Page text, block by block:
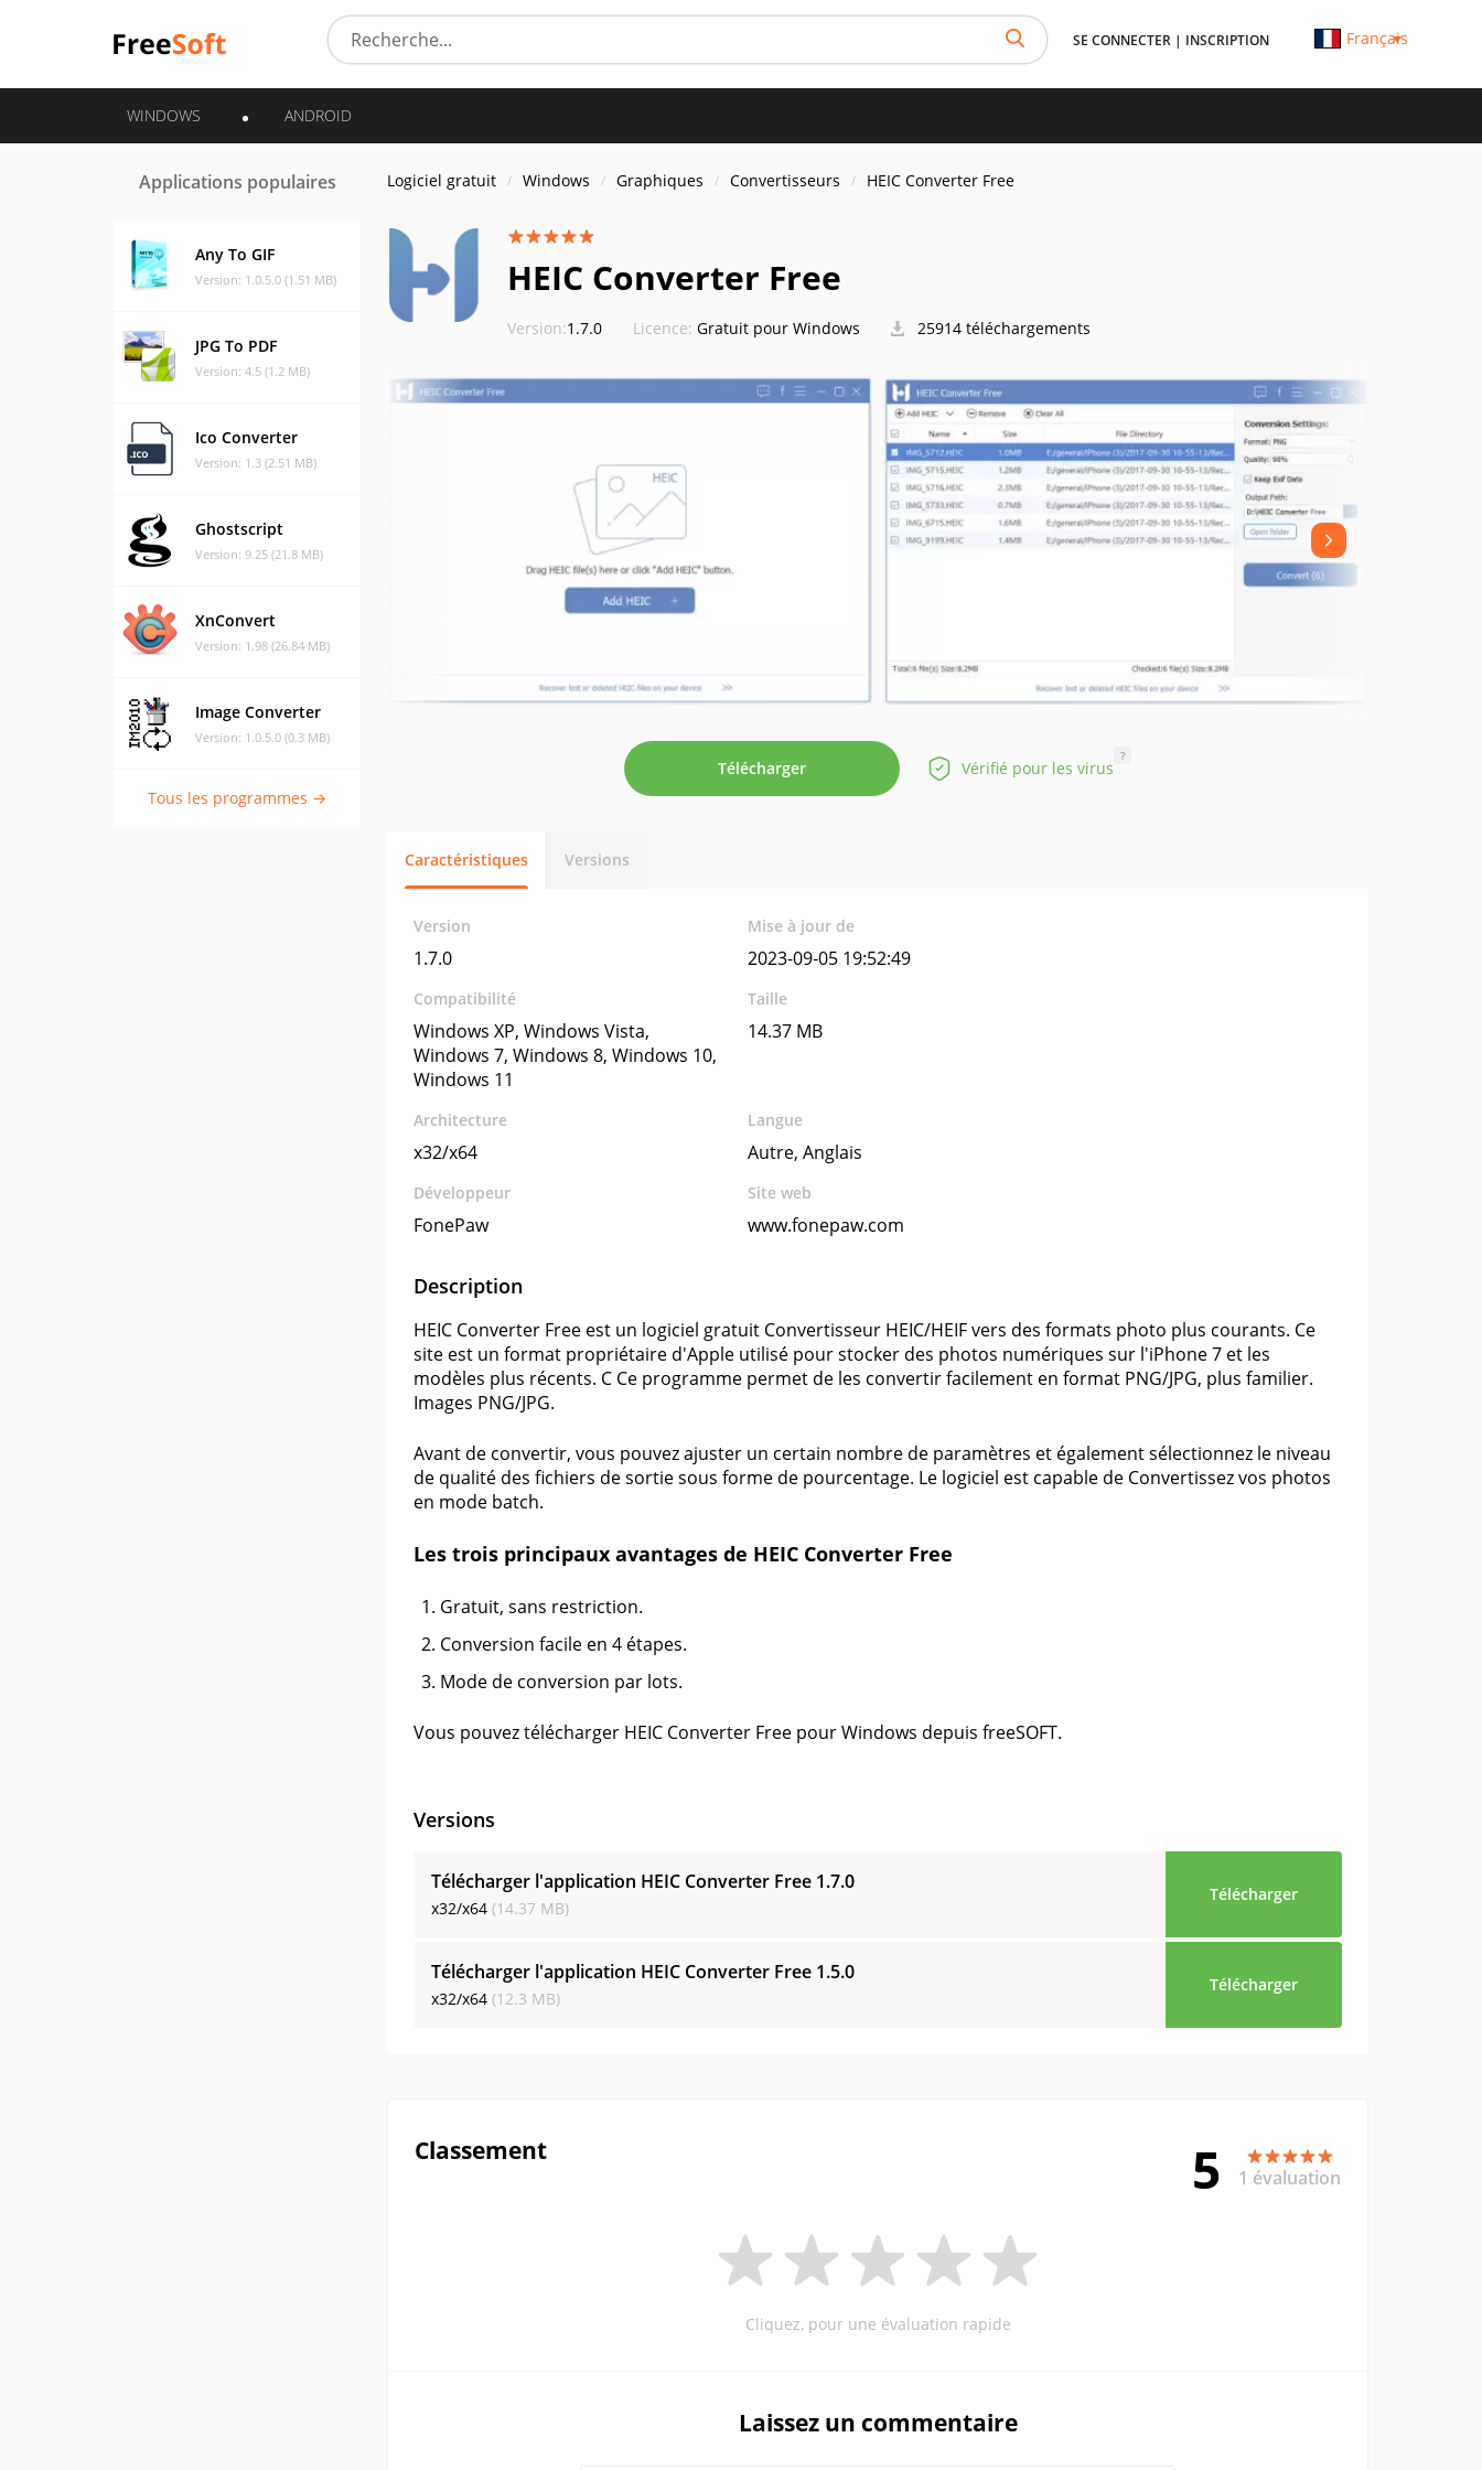
SE CONNECTER | INSCRIPTION Français
WINDOWS ANDROID
Applications populaires
Any To GIF
Version: 1.0.5.0 (1.51 MB)
JPG To PDF
Version: 4.5 (1.2 MB)
Ico Converter
Version: 1.3 (2.51 MB)
Ghostscript
Version: 9.25 (21.8 MB)
XnConvert
Version: 1.98 (26.84 MB)
Image Converter
Version: 1.0.5.0 (0.3 MB)
Tous les programmes →
Logiciel gratuit Windows Graphiques Convertisseurs HEIC Converter Free
HEIC Converter Free
Version:1.7.0 Licence: Gratuit pour Windows 25914 téléchargements
Télécharger Vérifié pour les virus
?
Caractéristiques Versions
Version
1.7.0
Mise à jour de
2023-09-05 19:52:49
Compatibilité
Windows XP, Windows Vista,
Windows 7, Windows 8, Windows 10,
Windows 11
Taille
14.37 MB
Architecture
x32/x64
Langue
Autre, Anglais
Développeur
FonePaw
Site web
www.fonepaw.com
Description
HEIC Converter Free est un logiciel gratuit Convertisseur HEIC/HEIF vers des formats photo plus courants. Ce
site est un format propriétaire d'Apple utilisé pour stocker des photos numériques sur l'iPhone 7 et les
modèles plus récents. С Ce programme permet de les convertir facilement en format PNG/JPG, plus familier.
Images PNG/JPG.
Avant de convertir, vous pouvez ajuster un certain nombre de paramètres et également sélectionnez le niveau
de qualité des fichiers de sortie sous forme de pourcentage. Le logiciel est capable de Convertissez vos photos
en mode batch.
Les trois principaux avantages de HEIC Converter Free
Gratuit, sans restriction.
Conversion facile en 4 étapes.
Mode de conversion par lots.
Vous pouvez télécharger HEIC Converter Free pour Windows depuis freeSOFT.
Versions
Télécharger l'application HEIC Converter Free 1.7.0
x32/x64 (14.37 MB)
Télécharger
Télécharger l'application HEIC Converter Free 1.5.0
x32/x64 (12.3 MB)
Télécharger
Classement 5 1 évaluation
Cliquez, pour une évaluation rapide
Laissez un commentaire